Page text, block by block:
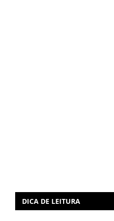
DICA DE LEITURA